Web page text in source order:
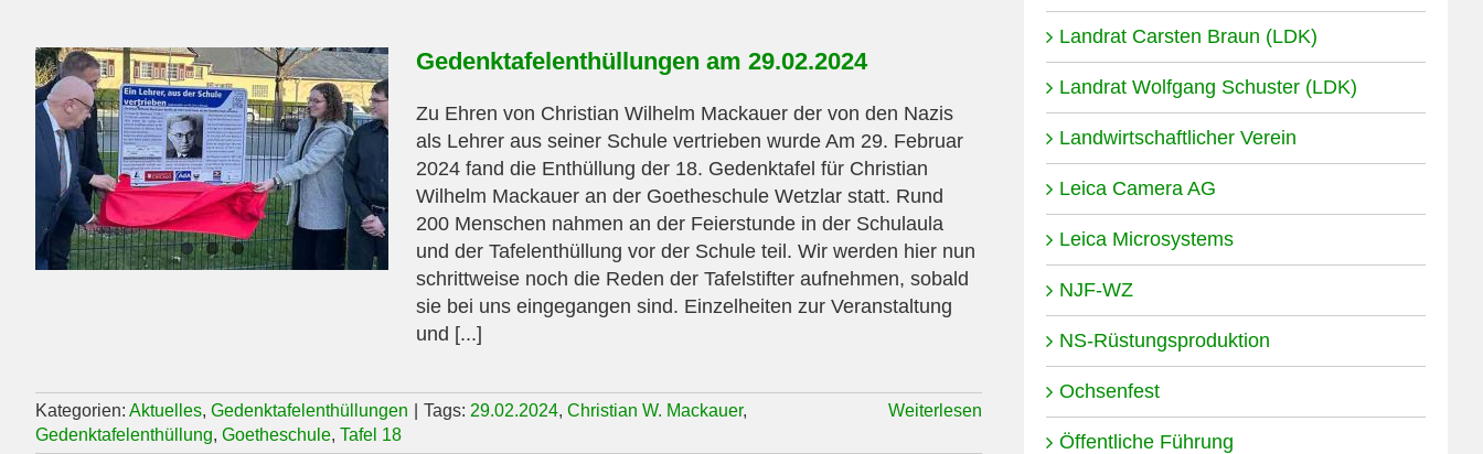
Gedenktafelenthüllungen am 29.02.2024
Zu Ehren von Christian Wilhelm Mackauer der von den Nazis
als Lehrer aus seiner Schule vertrieben wurde Am 29. Februar
2024 fand die Enthüllung der 18. Gedenktafel für Christian
Wilhelm Mackauer an der Goetheschule Wetzlar statt. Rund
200 Menschen nahmen an der Feierstunde in der Schulaula
und der Tafelenthüllung vor der Schule teil. Wir werden hier nun
schrittweise noch die Reden der Tafelstifter aufnehmen, sobald
sie bei uns eingegangen sind. Einzelheiten zur Veranstaltung
und [...]
Kategorien: Aktuelles, Gedenktafelenthüllungen Tags: 29.02.2024, Christian W. Mackauer,
Gedenktafelenthüllung, Goetheschule, Tafel 18
Weiterlesen
Landrat Carsten Braun (LDK)
Landrat Wolfgang Schuster (LDK)
Landwirtschaftlicher Verein
Leica Camera AG
Leica Microsystems
NJF-WZ
NS-Rüstungsproduktion
Ochsenfest
Öffentliche Führung